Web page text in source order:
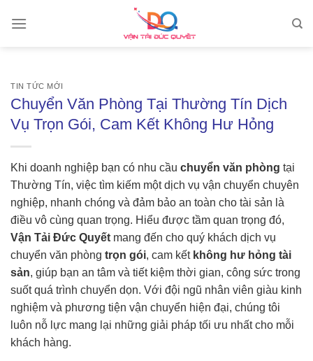
TIN TỨC MỚI
Chuyển Văn Phòng Tại Thường Tín Dịch
Vụ Trọn Gói, Cam Kết Không Hư Hỏng
Khi doanh nghiệp bạn có nhu cầu chuyển văn phòng tại
Thường Tín, việc tìm kiếm một dịch vụ vận chuyển chuyên
nghiệp, nhanh chóng và đảm bảo an toàn cho tài sản là
điều vô cùng quan trọng. Hiểu được tầm quan trọng đó,
Vận Tải Đức Quyết mang đến cho quý khách dịch vụ
chuyển văn phòng trọn gói, cam kết không hư hỏng tài
sản, giúp bạn an tâm và tiết kiệm thời gian, công sức trong
suốt quá trình chuyển dọn. Với đội ngũ nhân viên giàu kinh
nghiệm và phương tiện vận chuyển hiện đại, chúng tôi
luôn nỗ lực mang lại những giải pháp tối ưu nhất cho mỗi
khách hàng.